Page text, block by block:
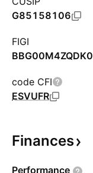
G85158106
FIGI
BBG00M4ZQDK0
code CFI
ESVUFR
Finances
Performance